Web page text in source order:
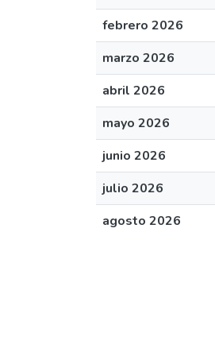
febrero 2026
marzo 2026
abril 2026
mayo 2026
junio 2026
julio 2026
agosto 2026